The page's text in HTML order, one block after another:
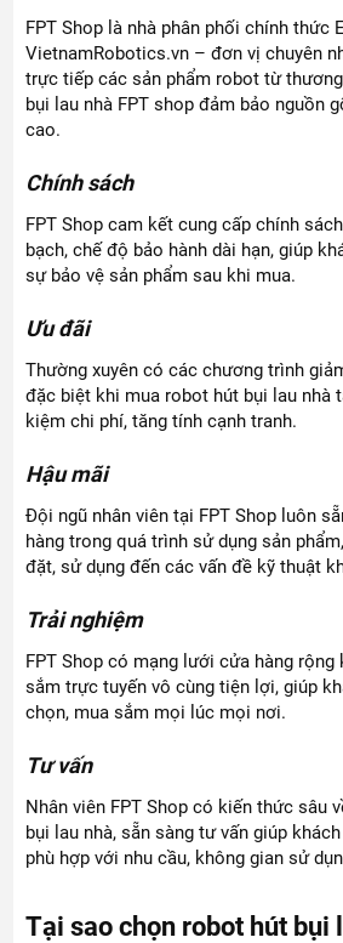
FPT Shop là nhà phân phối chính thức
VietnamRobotics.vn – đơn vị chuyên
trực tiếp các sản phẩm robot từ
bụi lau nhà FPT shop đảm bảo nguồn
cao.
Chính sách
FPT Shop cam kết cung cấp chính
bạch, chế độ bảo hành dài hạn, giúp
sự bảo vệ sản phẩm sau khi mua.
Ưu đãi
Thường xuyên có các chương trình
đặc biệt khi mua robot hút bụi lau nhà
kiệm chi phí, tăng tính cạnh tranh.
Hậu mãi
Đội ngũ nhân viên tại FPT Shop luôn
hàng trong quá trình sử dụng sản
đặt, sử dụng đến các vấn đề kỹ thuật
Trải nghiệm
FPT Shop có mạng lưới cửa hàng rộng
sắm trực tuyến vô cùng tiện lợi, giúp
chọn, mua sắm mọi lúc mọi nơi.
Tư vấn
Nhân viên FPT Shop có kiến thức sâu
bụi lau nhà, sẵn sàng tư vấn giúp
phù hợp với nhu cầu, không gian sử
Tại sao chọn robot hút bụi